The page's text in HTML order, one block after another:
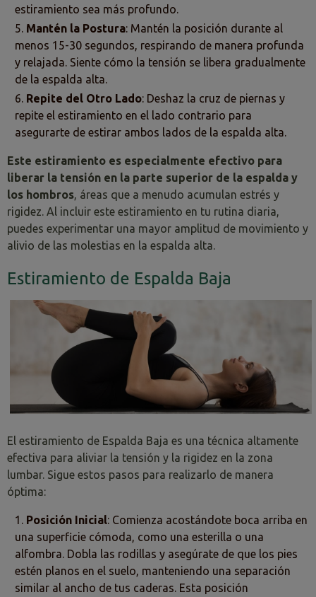
estiramiento sea más profundo.
Mantén la Postura: Mantén la posición durante al
menos 15-30 segundos, respirando de manera profunda
y relajada. Siente cómo la tensión se libera gradualmente
de la espalda alta.
Repite del Otro Lado: Deshaz la cruz de piernas y
repite el estiramiento en el lado contrario para
asegurarte de estirar ambos lados de la espalda alta.
Este estiramiento es especialmente efectivo para
liberar la tensión en la parte superior de la espalda y
los hombros, áreas que a menudo acumulan estrés y
rigidez. Al incluir este estiramiento en tu rutina diaria,
puedes experimentar una mayor amplitud de movimiento y
alivio de las molestias en la espalda alta.
Estiramiento de Espalda Baja
El estiramiento de Espalda Baja es una técnica altamente
efectiva para aliviar la tensión y la rigidez en la zona
lumbar. Sigue estos pasos para realizarlo de manera
óptima:
Posición Inicial: Comienza acostándote boca arriba en
una superficie cómoda, como una esterilla o una
alfombra. Dobla las rodillas y asegúrate de que los pies
estén planos en el suelo, manteniendo una separación
similar al ancho de tus caderas. Esta posición